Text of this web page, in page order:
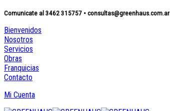
Comunicate al 3462 315757 • consultas@greenhaus.com.ar
Bienvenidos
Nosotros
Servicios
Obras
Franquicias
Contacto
Mi Cuenta